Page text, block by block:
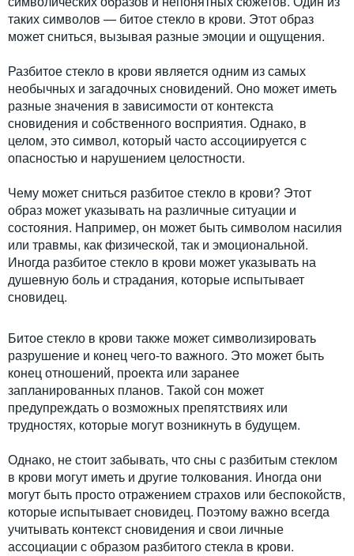
таких символов — битое стекло в крови. Этот образ
может сниться, вызывая разные эмоции и ощущения.
Разбитое стекло в крови является одним из самых
необычных и загадочных сновидений. Оно может иметь
разные значения в зависимости от контекста
сновидения и собственного восприятия. Однако, в
целом, это символ, который часто ассоциируется с
опасностью и нарушением целостности.
Чему может сниться разбитое стекло в крови? Этот
образ может указывать на различные ситуации и
состояния. Например, он может быть символом насилия
или травмы, как физической, так и эмоциональной.
Иногда разбитое стекло в крови может указывать на
душевную боль и страдания, которые испытывает
сновидец.
Битое стекло в крови также может символизировать
разрушение и конец чего-то важного. Это может быть
конец отношений, проекта или заранее
запланированных планов. Такой сон может
предупреждать о возможных препятствиях или
трудностях, которые могут возникнуть в будущем.
Однако, не стоит забывать, что сны с разбитым стеклом
в крови могут иметь и другие толкования. Иногда они
могут быть просто отражением страхов или беспокойств,
которые испытывает сновидец. Поэтому важно всегда
учитывать контекст сновидения и свои личные
ассоциации с образом разбитого стекла в крови.